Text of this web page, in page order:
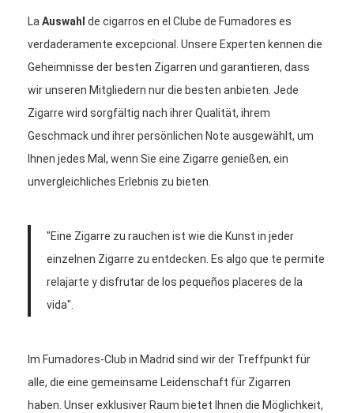
La Auswahl de cigarros en el Clube de Fumadores es
verdaderamente excepcional. Unsere Experten kennen die
Geheimnisse der besten Zigarren und garantieren, dass
wir unseren Mitgliedern nur die besten anbieten. Jede
Zigarre wird sorgfältig nach ihrer Qualität, ihrem
Geschmack und ihrer persönlichen Note ausgewählt, um
Ihnen jedes Mal, wenn Sie eine Zigarre genießen, ein
unvergleichliches Erlebnis zu bieten.
"Eine Zigarre zu rauchen ist wie die Kunst in jeder
einzelnen Zigarre zu entdecken. Es algo que te permite
relajarte y disfrutar de los pequeños placeres de la
vida".
Im Fumadores-Club in Madrid sind wir der Treffpunkt für
alle, die eine gemeinsame Leidenschaft für Zigarren
haben. Unser exklusiver Raum bietet Ihnen die Möglichkeit,